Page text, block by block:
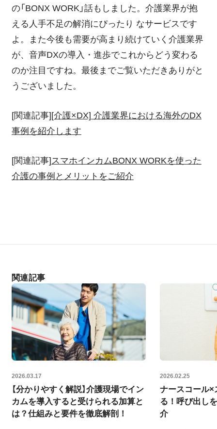
の「BONX WORK」話もしました。介護業界が抱
える人手不足の解消にぴったり なサービスです
よ。また今後も需要が高まり続けていく介護業界
が、音声DXの導入・進歩でこれからどう変わる
のか注目ですね。最後までご覧いただきありがと
うございました。
[関連記事][介護×DX] 介護業界における海外のDX
事例を紹介します
[関連記事] スマホインカムBONX WORKを使った
介護の事例とメリットをご紹介
関連記事
2026.03.17
【分かりやすく解説】介護現場でイン
カムを導入すると受けられる加算と
は？仕組みと要件を徹底解剖！
2026.02.25
ナースコール×
る！呼び出し
介